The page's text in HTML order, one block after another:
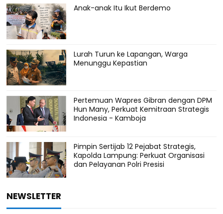
Anak-anak Itu Ikut Berdemo
Lurah Turun ke Lapangan, Warga
Menunggu Kepastian
Pertemuan Wapres Gibran dengan DPM
Hun Many, Perkuat Kemitraan Strategis
Indonesia - Kamboja
Pimpin Sertijab 12 Pejabat Strategis,
Kapolda Lampung: Perkuat Organisasi
dan Pelayanan Polri Presisi
NEWSLETTER